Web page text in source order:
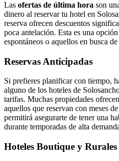
Las ofertas de última hora son
dinero al reservar tu hotel en
reserva ofrecen descuentos
poca antelación. Esta es una
espontáneos o aquellos en busca
Reservas Anticipadas
Si prefieres planificar con tiempo,
alguno de los hoteles de
tarifas. Muchas propiedades
aquellos que reservan con meses
permitirá asegurarte de tener una
durante temporadas de alta
Hoteles Boutique y Rurales